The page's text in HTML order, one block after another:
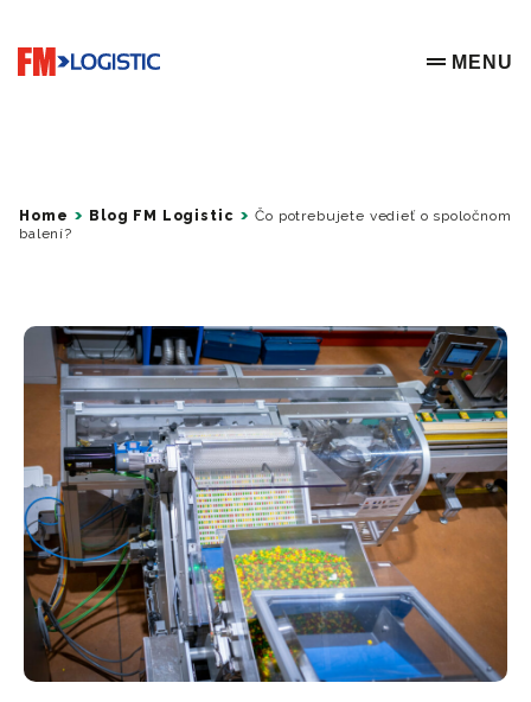
Go to home page
OPEN
MENU
Home Blog FM Logistic
Čo potrebujete vedieť o spoločnom
balení?